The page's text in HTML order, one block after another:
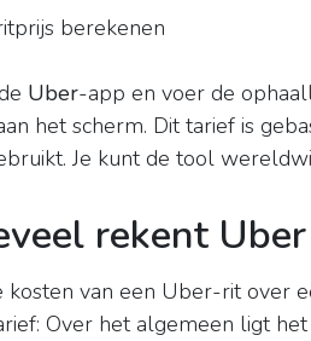
berekenen
Uber-app en voer de
het scherm. Dit tarief is
Je kunt de tool
rekent
kosten van een Uber-rit over
Over het algemeen ligt